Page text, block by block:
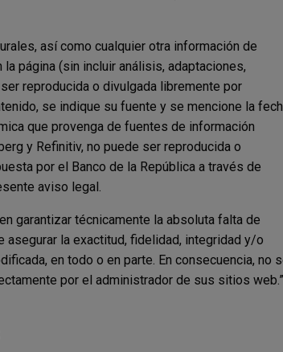
así como cualquier otra información de
página (sin incluir análisis, adaptaciones,
reproducida o divulgada libremente por
se indique su fuente y se mencione la
que provenga de fuentes de información
y Refinitiv, no puede ser reproducida o
por el Banco de la República a través de
aviso legal.
garantizar técnicamente la absoluta falta de
asegurar la exactitud, fidelidad, integridad y/o
en todo o en parte. En consecuencia, no
por el administrador de sus sitios web.”